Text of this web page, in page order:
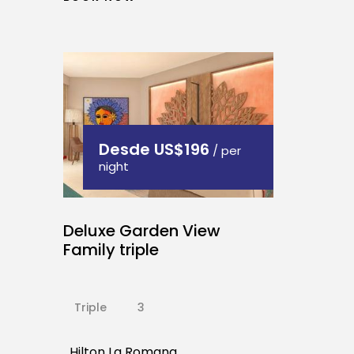
Desde US$196 / per
night
Deluxe Garden View
Family triple
Triple 3